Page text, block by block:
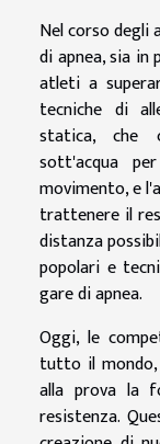
Nel corso degli
di apnea, sia in
atleti a
tecniche di
statica, che
sott'acqua
movimento, e
trattenere il
distanza
popolari e
gare di apnea.
Oggi, le
tutto il
alla prova la
resistenza.